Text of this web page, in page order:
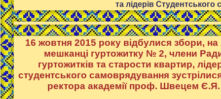
та лідерів
16 жовтня 2015 року відбулися збори, на
мешканці гуртожитку № 2, члени
гуртожитків та старости квартир,
студентського самоврядування
ректора академії проф. Швецем Є.Я.